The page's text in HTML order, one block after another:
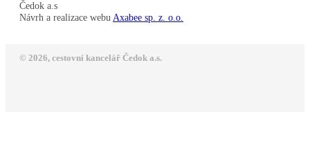
Čedok a.s
Návrh a realizace webu Axabee sp. z. o.o.
© 2026, cestovní kancelář Čedok a.s.